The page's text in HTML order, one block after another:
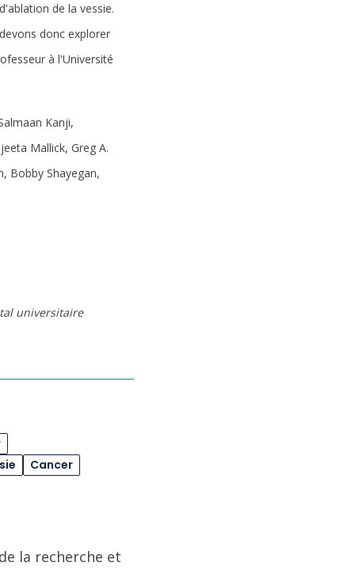
de la vessie.
donc explorer
à l'Université
Kanji,
Mallick, Greg A.
Bobby Shayegan,
universitaire
Cancer
la recherche et